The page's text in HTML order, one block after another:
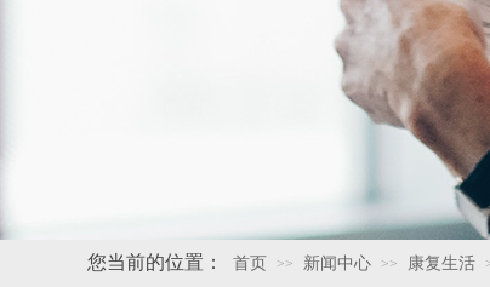
首页 >> 新闻中心 >> 康复生活
您当前的位置：